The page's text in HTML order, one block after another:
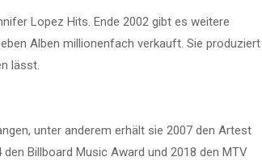
Lopez Hits. Ende 2002 gibt es weitere
Alben millionenfach verkauft. Sie produziert
lässt.
unter anderem erhält sie 2007 den Artest
Billboard Music Award und 2018 den MTV